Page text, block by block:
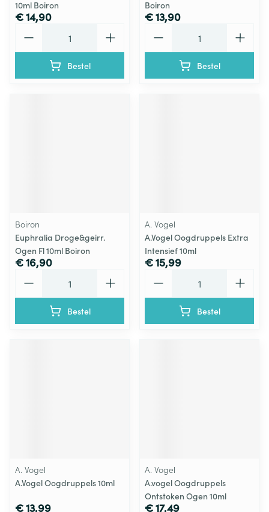
10ml Boiron
€ 14,90
Bestel
Boiron
€ 13,90
Bestel
Boiron
Euphralia Droge&geirr.
Ogen Fl 10ml Boiron
€ 16,90
Bestel
A. Vogel
A.Vogel Oogdruppels Extra
Intensief 10ml
€ 15,99
Bestel
A. Vogel
A.Vogel Oogdruppels 10ml
€ 13,99
A. Vogel
A.vogel Oogdruppels
Ontstoken Ogen 10ml
€ 17,49